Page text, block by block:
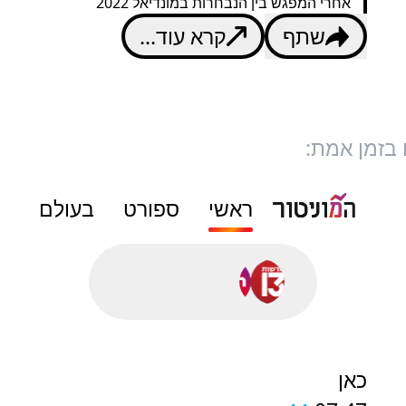
קרא עוד... שתף
בזמן אמת:
ראשי ספורט בעולם
כאן